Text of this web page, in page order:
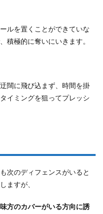
ルを置くことができていな
積極的に奪いにいきます。
闊に飛び込まず、時間を掛
イミングを狙ってプレッシ
次のディフェンスがいると
ますが、
方のカバーがいる方向に誘